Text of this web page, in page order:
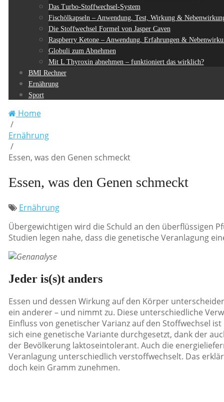
Das Turbo-Stoffwechsel-System
Fischölkapseln – Anwendung, Test, Wirkung &
Die Stoffwechsel Formel von Jasper Caven
Raspberry Ketone – Anwendung, Erfahrungen &
Globuli zum Abnehmen
Mit L Thyroxin abnehmen – funktioniert das wirklich?
BMI Rechner
Ernährung
Sport
Home
/
Ernährung
/
Essen, was den Genen schmeckt
Essen, was den Genen schmeckt
Ernährung
Übergewichtigen wird die Schuld an den überflüssigen
Studien legen nahe, dass die genetische Veranlagung
Jeder is(s)t anders
Essen und dessen Wirkung auf den Körper
ein anderer – und nimmt zu. Diese unterschiedliche
Einfluss von genetischer Varianz auf den Stoffwechsel
sich eine genetische Variante durchgesetzt, dank der
der Bevölkerung laktoseintolerant. Auch die
Veranlagung unterschiedlich verstoffwechselt. Das
doch kein Gramm zunehmen.